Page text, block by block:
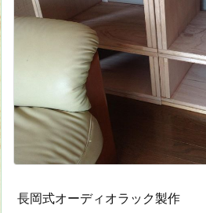
長岡式オーディオラック製作